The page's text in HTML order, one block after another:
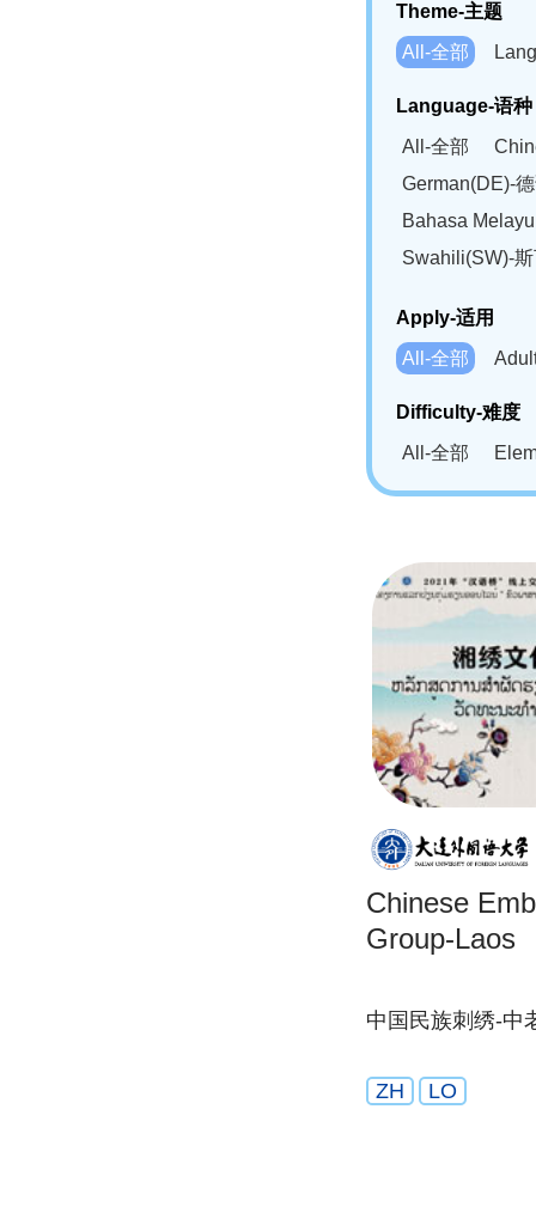
Theme-主题
All-全部
Language-语种
All-全部
German(DE)-
Bahasa
Swahili(SW)-
Apply-适用
All-全部
Difficulty-难度
All-全部
Chinese
Group-Laos
中国民族刺绣-中
ZH LO